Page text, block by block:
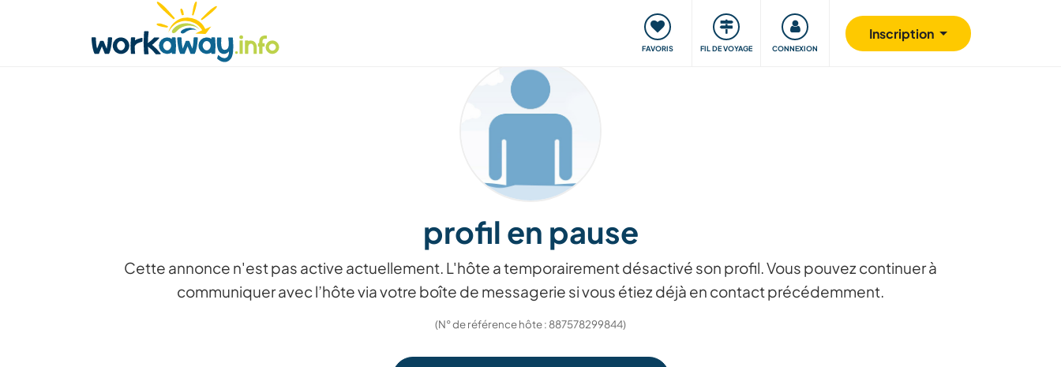
FAVORIS FIL DE VOYAGE CONNEXION
Inscription
Trouver hôte Covoyager Voyager, apprendre Communauté S'impliquer Sécurité
profil en pause
Cette annonce n'est pas active actuellement. L'hôte a temporairement désactivé son profil. Vous pouvez continuer à
communiquer avec l’hôte via votre boîte de messagerie si vous étiez déjà en contact précédemment.
(N° de référence hôte : 887578299844)